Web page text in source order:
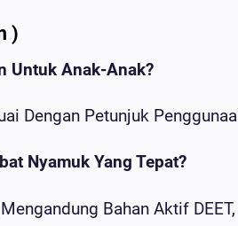
)
Untuk Anak-Anak?
Dengan Petunjuk
Nyamuk Yang Tepat?
Bahan Aktif